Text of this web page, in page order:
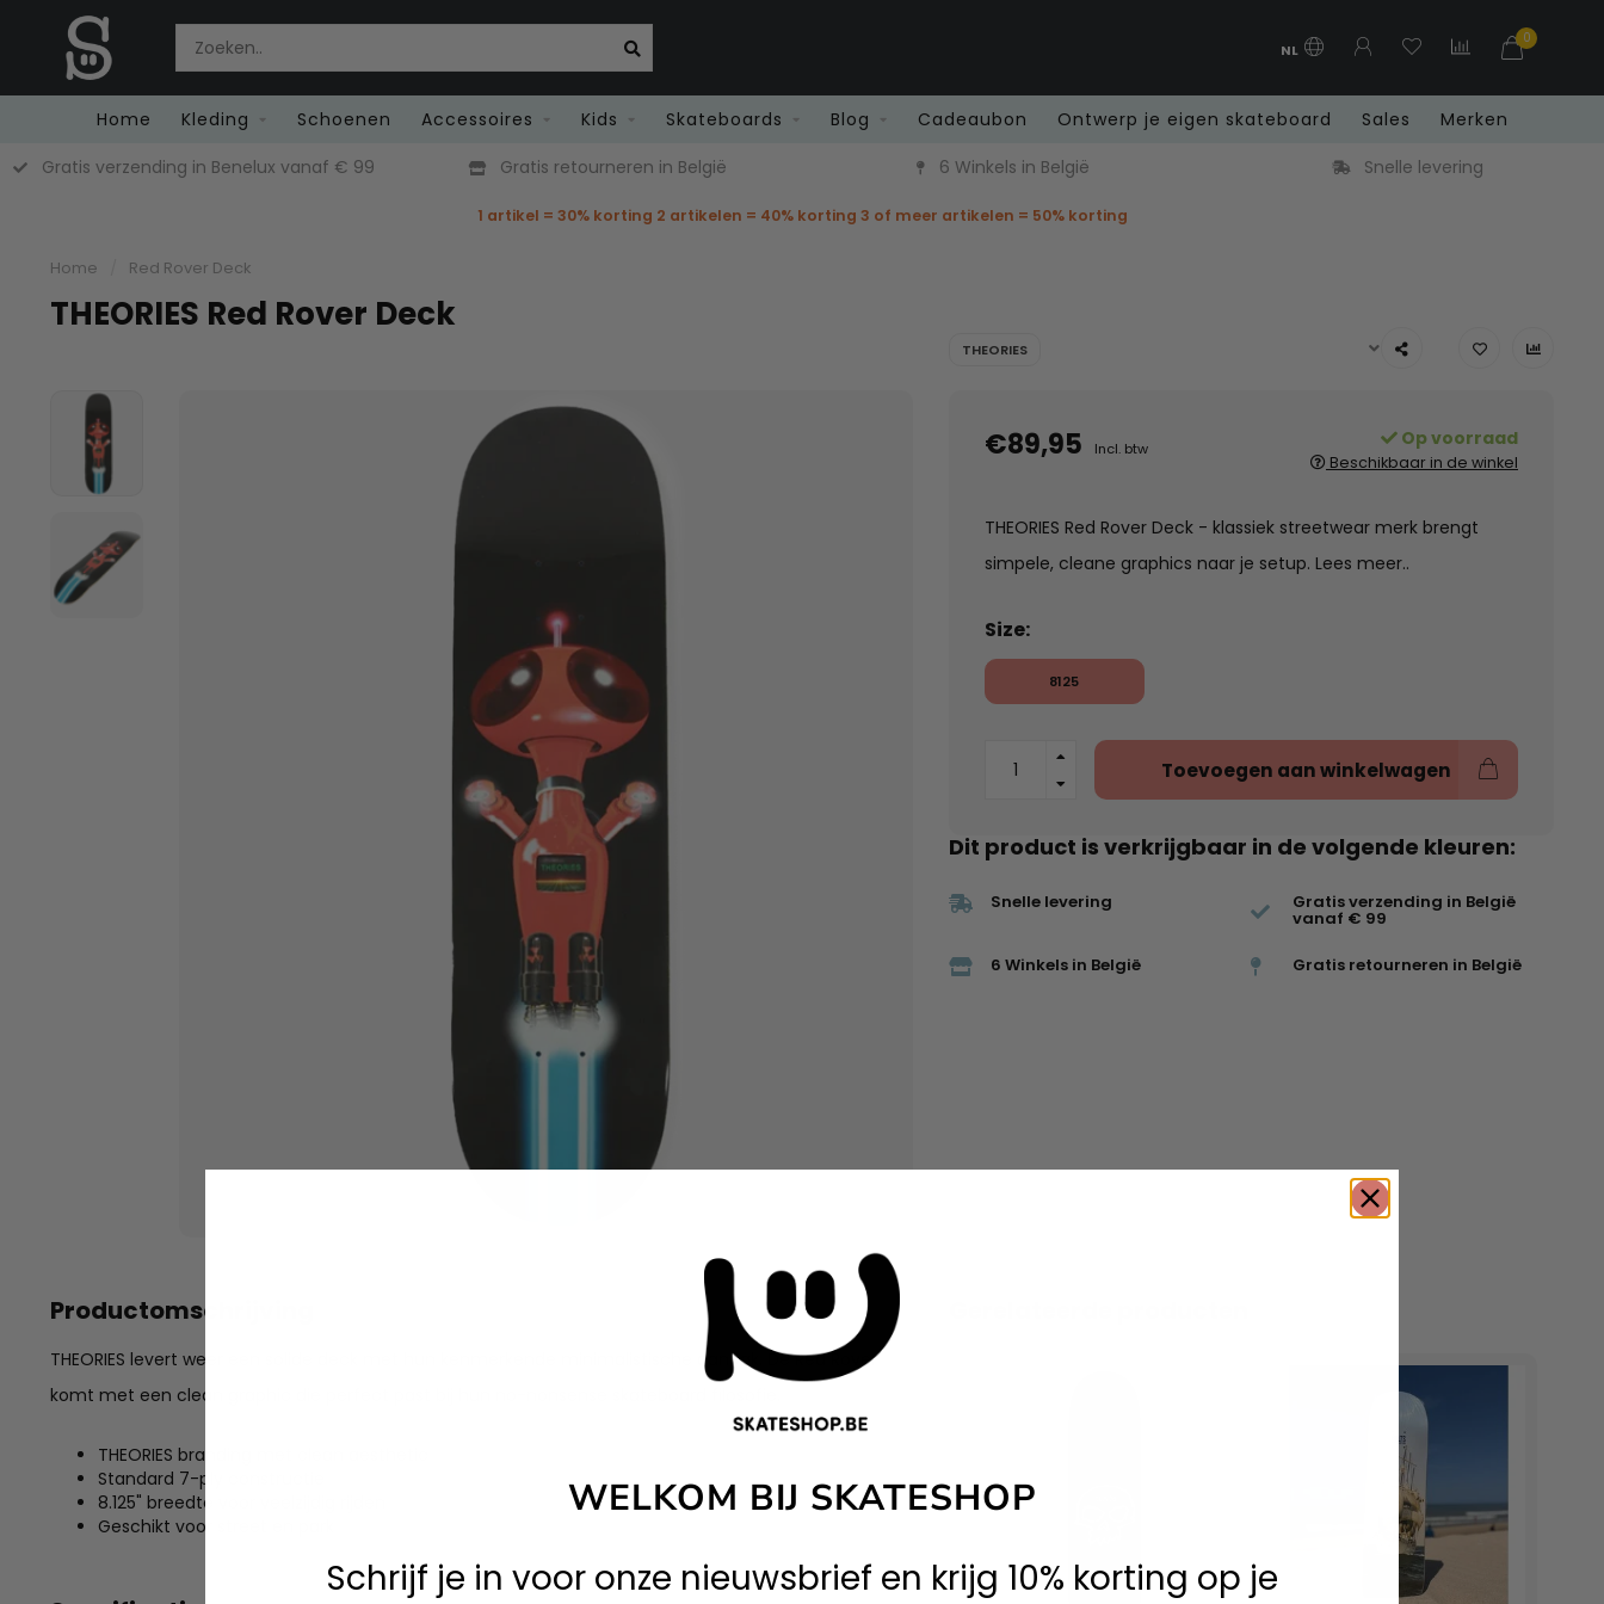
NL
0
Home Kleding Schoenen Accessoires Kids Skateboards Blog Cadeaubon Ontwerp je eigen skateboard Sales
Merken
Gratis verzending in Benelux vanaf € 99
Gratis retourneren in België 6 Winkels in België Snelle levering
1 artikel = 30% korting 2 artikelen = 40% korting 3 of meer artikelen = 50% korting
Home Red Rover Deck
THEORIES Red Rover Deck
THEORIES
€89,95 Incl. btw Op voorraad
Beschikbaar in de winkel
THEORIES Red Rover Deck - klassiek streetwear merk brengt
simpele, cleane graphics naar je setup. Lees meer..
Size:
8125
Toevoegen aan winkelwagen
Dit product is verkrijgbaar in de volgende kleuren:
Snelle levering Gratis verzending in België
vanaf € 99
6 Winkels in België Gratis retourneren in België
Productomschrijving
THEORIES levert weer een solide deck met hun kenmerkende minimalistische aanpak. De Red Rover
komt met een clean graphic die perfect past bij hun no-nonsense skateboard filosofie.
THEORIES branding met clean aesthetic
Standard 7-ply constructie
8.125" breedte voor veelzijdig rijden
Geschikt voor street en park
WELKOM BIJ SKATESHOP
Schrijf je in voor onze nieuwsbrief en krijg 10% korting op je